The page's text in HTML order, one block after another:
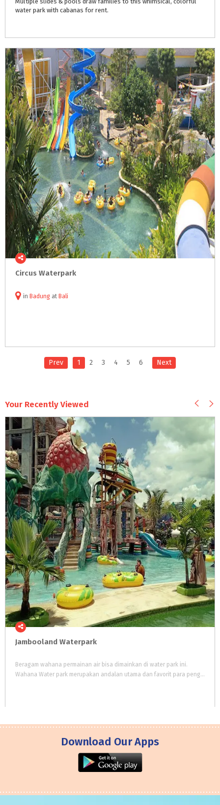
water park with cabanas for rent.
Circus Waterpark
in Badung at Bali
Prev 1 2 3 4 5 6 Next
Your Recently Viewed
Jambooland Waterpark
Beragam wahana permainan air bisa dimainkan di water park ini.
Wahana Water park merupakan andalan utama dan favorit para pengunjung Jambooland.
Download Our Apps